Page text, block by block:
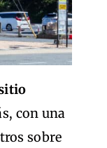
con una
sobre